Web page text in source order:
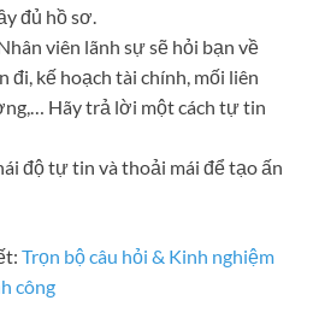
đủ hồ sơ.
viên lãnh sự sẽ hỏi bạn về
đi, kế hoạch tài chính, mối liên
Hãy trả lời một cách tự tin
độ tự tin và thoải mái để tạo ấn
Trọn bộ câu hỏi & Kinh nghiệm
công